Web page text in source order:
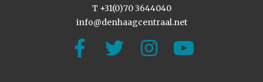
T +31(0)70 3644040
info@denhaagcentraal.net